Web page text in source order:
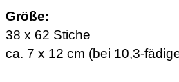
Größe:
38 x 62 Stiche
ca. 7 x 12 cm (bei 10,3-